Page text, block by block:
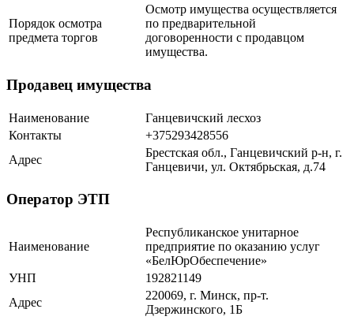
Порядок осмотра
предмета торгов
Осмотр имущества осуществляется
по предварительной
договоренности с продавцом
имущества.
Продавец имущества
Наименование
Ганцевичский лесхоз
Контакты
+375293428556
Адрес
Брестская обл., Ганцевичский р-н, г.
Ганцевичи, ул. Октябрьская, д.74
Оператор ЭТП
Наименование
Республиканское унитарное
предприятие по оказанию услуг
«БелЮрОбеспечение»
УНП
192821149
Адрес
220069, г. Минск, пр-т.
Дзержинского, 1Б